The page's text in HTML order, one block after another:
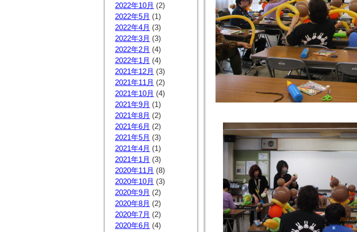
2022年10月 (2)
2022年5月 (1)
2022年4月 (3)
2022年3月 (3)
2022年2月 (4)
2022年1月 (4)
2021年12月 (3)
2021年11月 (2)
2021年10月 (4)
2021年9月 (1)
2021年8月 (2)
2021年6月 (2)
2021年5月 (3)
2021年4月 (1)
2021年1月 (3)
2020年11月 (8)
2020年10月 (3)
2020年9月 (2)
2020年8月 (2)
2020年7月 (2)
2020年6月 (4)